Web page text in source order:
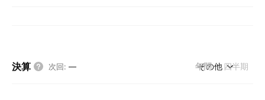
決算 次回: — 年間 四半期
その他